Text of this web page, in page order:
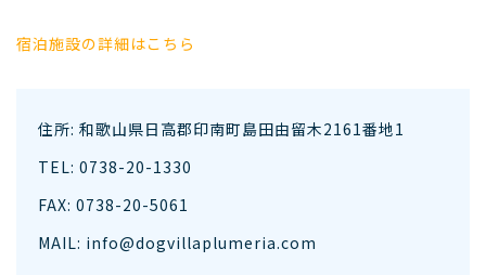
宿泊施設の詳細はこちら
住所: 和歌山県日高郡印南町島田由留木2161番地1
TEL: 0738-20-1330
FAX: 0738-20-5061
MAIL: info@dogvillaplumeria.com